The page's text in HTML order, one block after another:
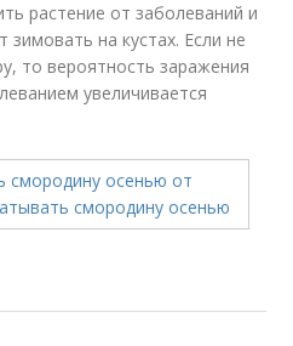
растение от заболеваний и
на кустах. Если не
то вероятность заражения
увеличивается